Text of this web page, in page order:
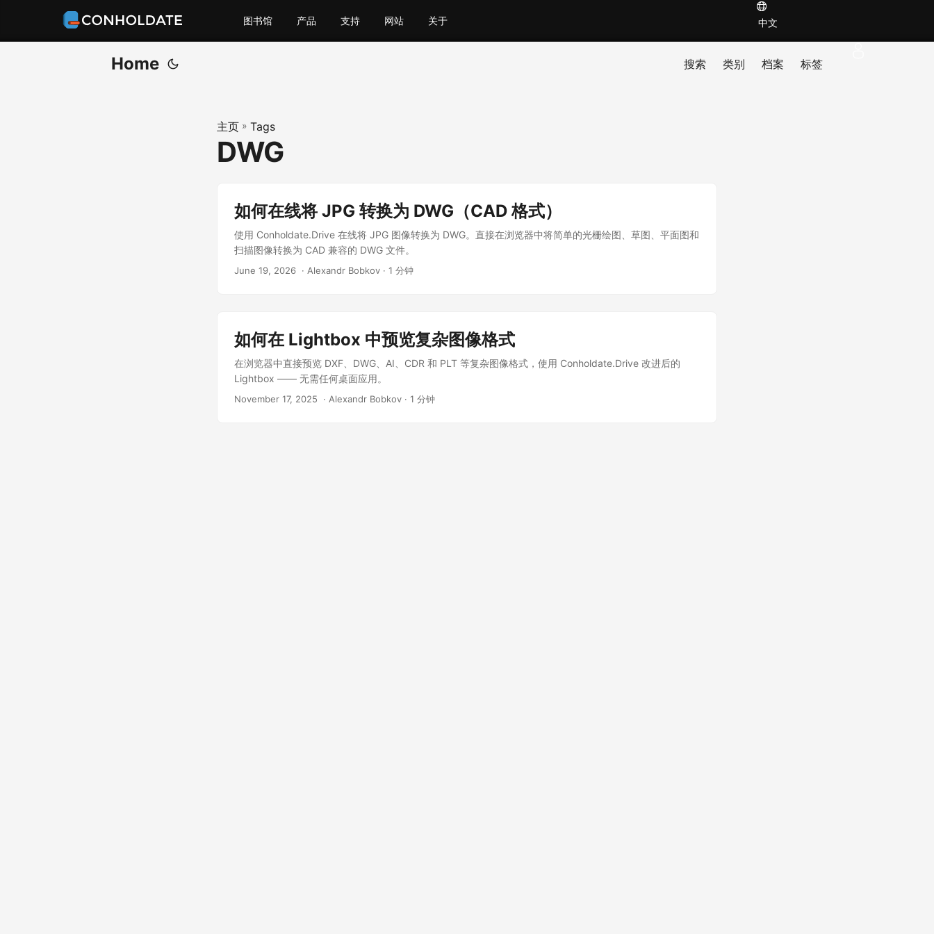
中文
图书馆 产品 支持 网站 关于
Home 搜索 类别 档案 标签
主页 » Tags
DWG
如何在线将 JPG 转换为 DWG（CAD 格式）
使用 Conholdate.Drive 在线将 JPG 图像转换为 DWG。直接在浏览器中将简单的光栅绘图、草图、平面图和
扫描图像转换为 CAD 兼容的 DWG 文件。
June 19, 2026 ‎ · Alexandr Bobkov · 1 分钟
如何在 Lightbox 中预览复杂图像格式
在浏览器中直接预览 DXF、DWG、AI、CDR 和 PLT 等复杂图像格式，使用 Conholdate.Drive 改进后的
Lightbox —— 无需任何桌面应用。
November 17, 2025 ‎ · Alexandr Bobkov · 1 分钟